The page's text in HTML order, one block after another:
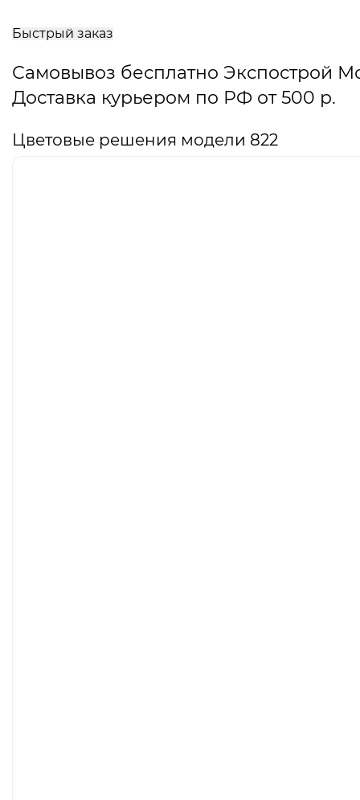
Быстрый заказ
Самовывоз бесплатно Экспострой
Доставка курьером по РФ от 500 р.
Цветовые решения модели 822